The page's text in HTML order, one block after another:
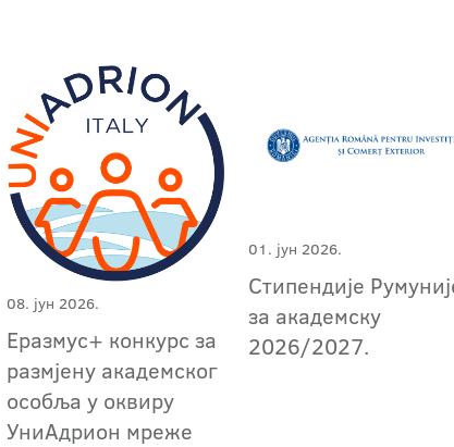
08. јун 2026.
Еразмус+ конкурс за
размјену академског
особља у оквиру
УниАдрион мреже
01. јун 2026.
Стипендије
за академску
2026/2027.